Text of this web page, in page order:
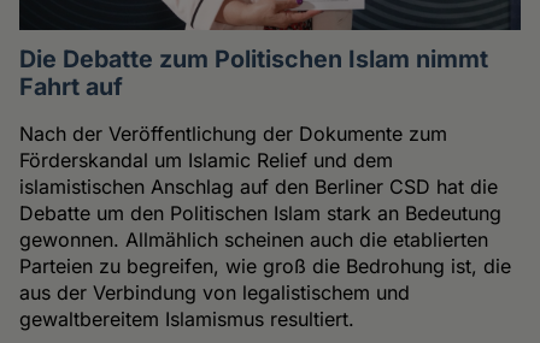
Die Debatte zum Politischen Islam nimmt
Fahrt auf
Nach der Veröffentlichung der Dokumente zum
Förderskandal um Islamic Relief und dem
islamistischen Anschlag auf den Berliner CSD hat die
Debatte um den Politischen Islam stark an Bedeutung
gewonnen. Allmählich scheinen auch die etablierten
Parteien zu begreifen, wie groß die Bedrohung ist, die
aus der Verbindung von legalistischem und
gewaltbereitem Islamismus resultiert.